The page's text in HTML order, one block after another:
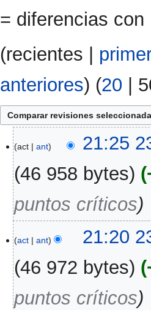
= diferencias
(recientes |
anteriores) (20 |
jun
2007
act ant
21:25
46 958 bytes
puntos críticos
act ant
21:20
46 972 bytes
puntos críticos